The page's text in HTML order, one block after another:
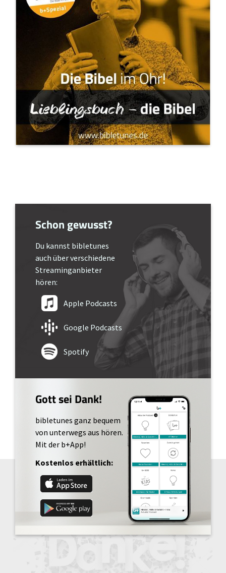
Schon gewusst?
Du kannst bibletunes
auch über verschiedene
Streaminganbieter
hören:
Apple Podcasts
Google Podcasts
Spotify
Gott sei Dank!
bibletunes ganz bequem
von unterwegs aus hören.
Mit der b+App!
Kostenlos erhältlich: